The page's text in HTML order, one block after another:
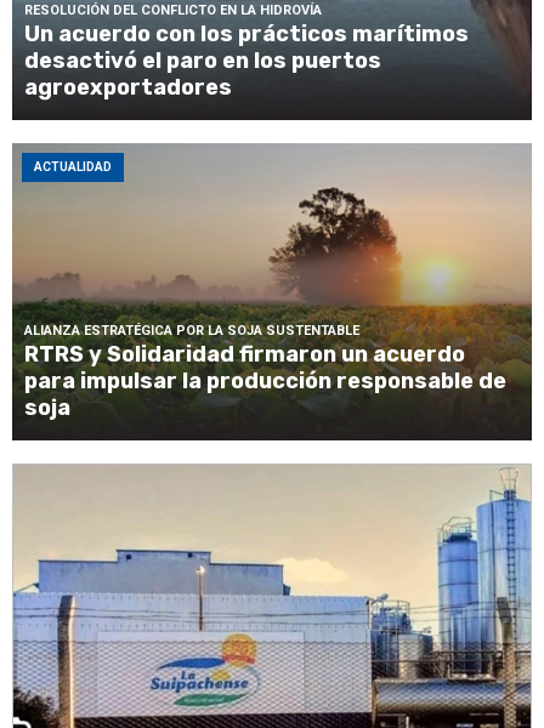
RESOLUCIÓN DEL CONFLICTO EN LA HIDROVÍA
Un acuerdo con los prácticos marítimos
desactivó el paro en los puertos
agroexportadores
ACTUALIDAD
ALIANZA ESTRATÉGICA POR LA SOJA SUSTENTABLE
RTRS y Solidaridad firmaron un acuerdo
para impulsar la producción responsable de
soja